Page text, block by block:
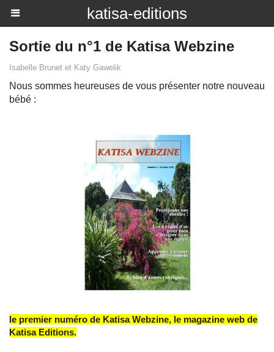
katisa-editions
Sortie du n°1 de Katisa Webzine
Isabelle Brunet et Katy Gawelik
Nous sommes heureuses de vous présenter notre nouveau
bébé :
le premier numéro de Katisa Webzine, le magazine web de
Katisa Editions.